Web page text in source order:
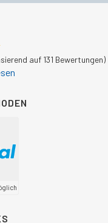
auf 131 Bewertungen)